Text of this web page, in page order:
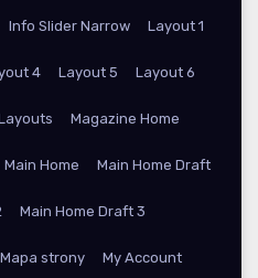
Info Slider Narrow Layout 1
4 Layout 5 Layout 6
Magazine Home
Main Home Main Home Draft
Main Home Draft 3
Mapa strony My Account